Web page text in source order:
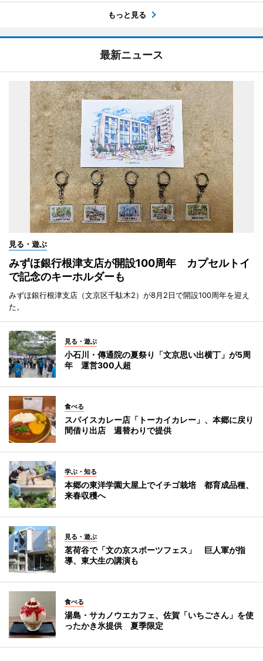
もっと見る
最新ニュース
見る・遊ぶ
みずほ銀行根津支店が開設100周年 カプセルトイ
で記念のキーホルダーも
みずほ銀行根津支店（文京区千駄木2）が8月2日で開設100周年を迎え
た。
見る・遊ぶ
小石川・傳通院の夏祭り「文京思い出横丁」が5周
年 運営300人超
食べる
スパイスカレー店「トーカイカレー」、本郷に戻り
間借り出店 週替わりで提供
学ぶ・知る
本郷の東洋学園大屋上でイチゴ栽培 都育成品種、
来春収穫へ
見る・遊ぶ
茗荷谷で「文の京スポーツフェス」 巨人軍が指
導、東大生の講演も
食べる
湯島・サカノウエカフェ、佐賀「いちごさん」を使
ったかき氷提供 夏季限定